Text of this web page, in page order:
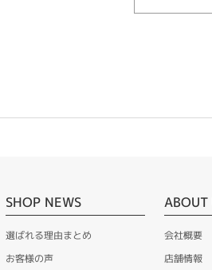
SHOP NEWS
選ばれる理由まとめ
お客様の声
ABOUT
会社概要
店舗情報